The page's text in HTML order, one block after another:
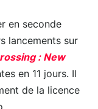
en seconde
lancements sur
: New
en 11 jours. Il
de la licence